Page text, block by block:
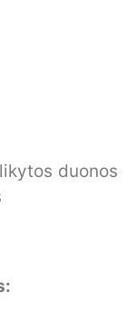
duonos